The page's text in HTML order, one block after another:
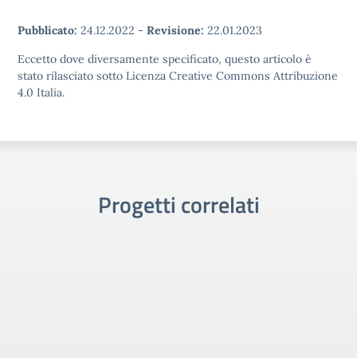
Pubblicato: 24.12.2022 - Revisione: 22.01.2023
Eccetto dove diversamente specificato, questo articolo è
stato rilasciato sotto Licenza Creative Commons Attribuzione
4.0 Italia.
Progetti correlati